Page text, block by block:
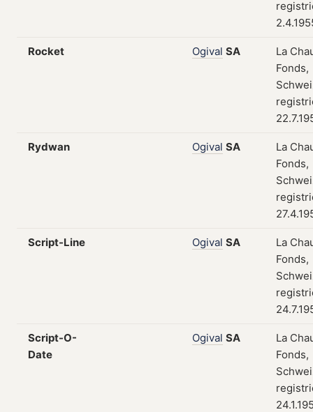
Rocket Ogival SA
La
Fonds,
Rydwan Ogival SA
La
Fonds,
Script-Line Ogival SA
La
Fonds,
Script-O-
Date
Ogival SA
La
Fonds,